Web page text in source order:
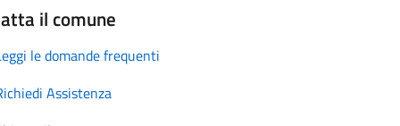
il comune
le domande frequenti
Assistenza